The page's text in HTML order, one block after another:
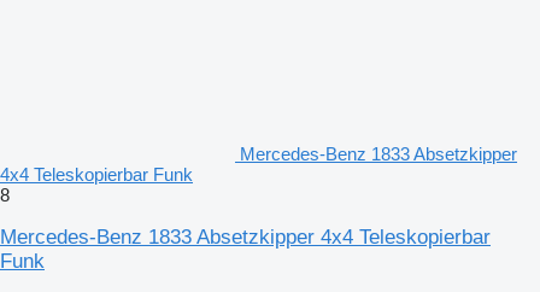
Mercedes-Benz 1833 Absetzkipper
4x4 Teleskopierbar Funk
8
Mercedes-Benz 1833 Absetzkipper 4x4 Teleskopierbar
Funk